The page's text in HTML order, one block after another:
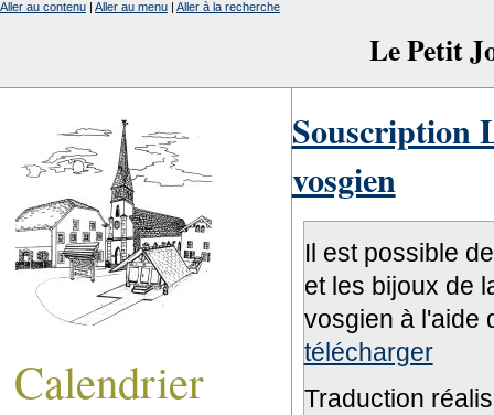
Le Petit
Aller au contenu | Aller au menu | Aller à la recherche
Souscription
vosgien
Il est possible
et les bijoux de
vosgien à l'aide
télécharger
Traduction
Calendrier